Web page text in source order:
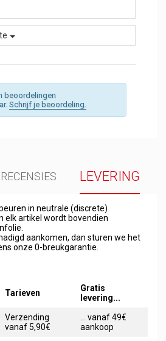
beoordelingen
Schrijf je beoordeling.
RECENSIES LEVERING
in neutrale (discrete)
elk artikel wordt bovendien
aankomen, dan sturen we het
onze 0-breukgarantie.
Tarieven
Gratis
levering...
Verzending
vanaf 5,90€
... vanaf 49€
aankoop